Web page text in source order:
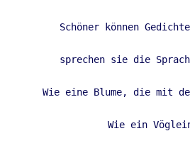
Schöner können
sprechen sie die
Wie eine Blume, die mit
Wie ein